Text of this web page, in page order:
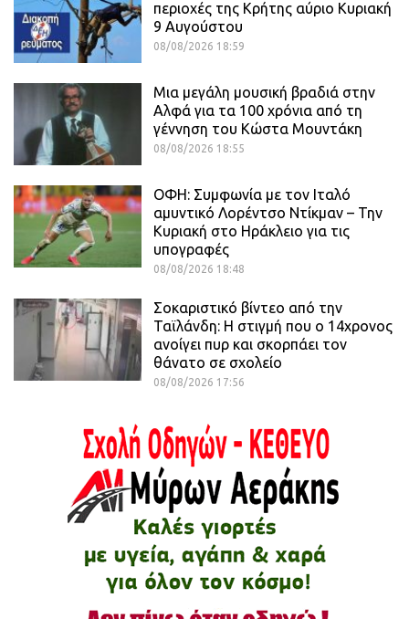
περιοχές της Κρήτης αύριο Κυριακή
9 Αυγούστου
08/08/2026 18:59
Μια μεγάλη μουσική βραδιά στην
Αλφά για τα 100 χρόνια από τη
γέννηση του Κώστα Μουντάκη
08/08/2026 18:55
ΟΦΗ: Συμφωνία με τον Ιταλό
αμυντικό Λορέντσο Ντίκμαν – Την
Κυριακή στο Ηράκλειο για τις
υπογραφές
08/08/2026 18:48
Σοκαριστικό βίντεο από την
Ταϊλάνδη: Η στιγμή που ο 14χρονος
ανοίγει πυρ και σκορπάει τον
θάνατο σε σχολείο
08/08/2026 17:56